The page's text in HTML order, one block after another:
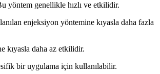
yöntem genellikle hızlı ve etkilidir.
enjeksiyon yöntemine kıyasla daha fazla
kıyasla daha az etkilidir.
bir uygulama için kullanılabilir.